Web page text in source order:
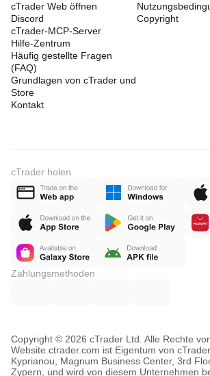
cTrader Web öffnen
Discord
cTrader-MCP-Server
Hilfe-Zentrum
Häufig gestellte Fragen
(FAQ)
Grundlagen von cTrader und
Store
Kontakt
Copyright
cTrader holen
Zahlungsmethoden
Copyright © 2026 cTrader Ltd. Alle Rechte
Website ctrader.com ist Eigentum von
Kyprianou, Magnum Business Center, 3rd
Zypern, und wird von diesem Unternehmen